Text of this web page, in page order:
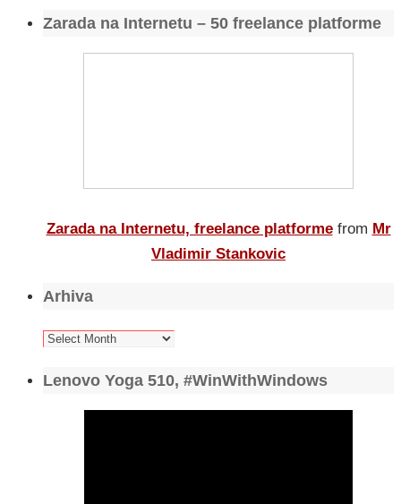
Zarada na Internetu – 50 freelance platforme
Zarada na Internetu, freelance platforme from Mr
Vladimir Stankovic
Arhiva
Arhiva
Lenovo Yoga 510, #WinWithWindows